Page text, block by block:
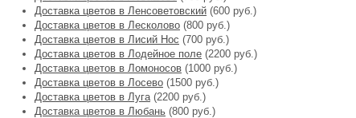
Доставка цветов в Ленсоветовский (600 руб.)
Доставка цветов в Лесколово (800 руб.)
Доставка цветов в Лисий Нос (700 руб.)
Доставка цветов в Лодейное поле (2200 руб.)
Доставка цветов в Ломоносов (1000 руб.)
Доставка цветов в Лосево (1500 руб.)
Доставка цветов в Луга(2200 руб.)
Доставка цветов в Любань (800 руб.)